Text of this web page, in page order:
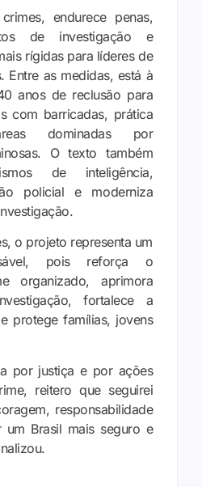
endurece penas,
de investigação e
rígidas para líderes de
Entre as medidas, está à
anos de reclusão para
com barricadas, prática
dominadas por
O texto também
de inteligência,
policial e moderniza
o projeto representa um
pois reforça o
organizado, aprimora
fortalece a
protege famílias, jovens
por justiça e por ações
reitero que seguirei
responsabilidade
Brasil mais seguro e